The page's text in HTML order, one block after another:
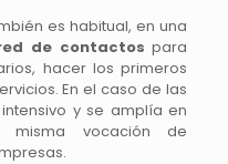
es habitual, en una
de contactos para
hacer los primeros
En el caso de las
y se amplía en
misma vocación de